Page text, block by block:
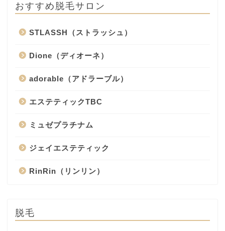
おすすめ脱毛サロン
STLASSH（ストラッシュ）
Dione（ディオーネ）
adorable（アドラーブル）
エステティックTBC
ミュゼプラチナム
ジェイエステティック
RinRin（リンリン）
脱毛